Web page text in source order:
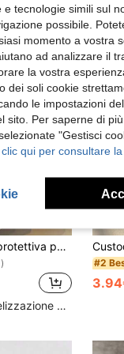
1 pezzo Custodia protettiva per telefono in TPU con elementi floreali e lettera M personalizzata, trasparente e antiurto, compatibile con iPhone 17 16 15 14 13 12 11 Pro Max, A55/54/53/52/51, S25/24/23/22/21 Ultra, idea regalo per compleanni
Alto livello di fidelizzazione dei clienti
#2
e tecnologie simili sul
possibile.
momento a vostra
ad analizzare il
la vostra
dei soli cookie
le impostazioni
sito. Per saperne di
"Gestisci
qui per consultare